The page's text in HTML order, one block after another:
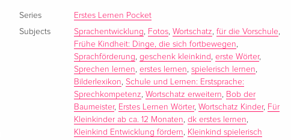
Series
Erstes Lernen Pocket
Subjects
Sprachentwicklung, Fotos,Wortschatz,für die Vorschule,
Frühe Kindheit: Dinge, die sich fortbewegen,
Sprachförderung,geschenk kleinkind ,erste Wörter,
Sprechen lernen,erstes lernen,spielerisch lernen,
Bilderlexikon,Schule und Lernen: Erstsprache:
Sprechkompetenz,Wortschatz erweitern, Bob der
Baumeister, Erstes Lernen Wörter,Wortschatz Kinder, Für
Kleinkinder ab ca. 12 Monaten,dk erstes lernen,
Kleinkind Entwicklung fördern, Kleinkind spielerisch